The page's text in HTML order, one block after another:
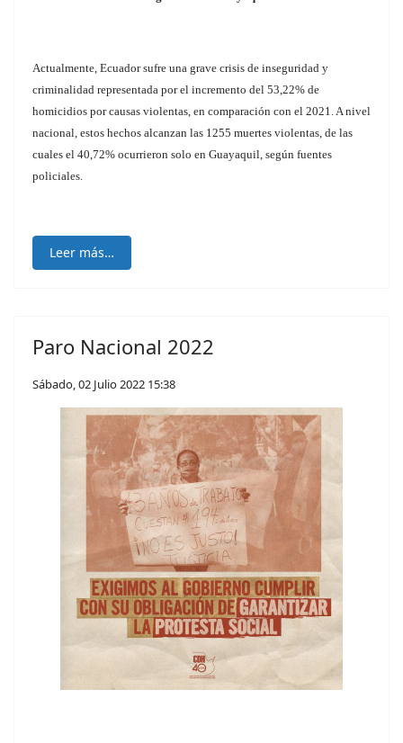
Actualmente, Ecuador sufre una grave crisis de inseguridad y
criminalidad representada por el incremento del 53,22% de
homicidios por causas violentas, en comparación con el 2021. A nivel
nacional, estos hechos alcanzan las 1255 muertes violentas, de las
cuales el 40,72% ocurrieron solo en Guayaquil, según fuentes
policiales.
Leer más…
Paro Nacional 2022
Sábado, 02 Julio 2022 15:38